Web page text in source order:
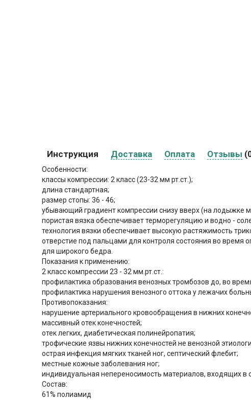
Инструкция Доставка Оплата Отзывы
Особенности:
классы компрессии: 2 класс (23-32 мм рт.ст.);
длина стандартная;
размер стопы: 36 - 46;
убывающий градиент компрессии снизу вверх (на лодыжке
пористая вязка обеспечивает терморегуляцию и водно -
технология вязки обеспечивает высокую растяжимость
отверстие под пальцами для контроля состояния во время
для широкого бедра.
Показания к применению:
2 класс компрессии 23 - 32 мм.рт.ст.:
профилактика образования венозных тромбозов до, во
профилактика нарушения венозного оттока у лежачих
Противопоказания:
нарушение артериального кровообращения в нижних
массивный отек конечностей;
отек легких, диабетическая полинейропатия;
трофические язвы нижних конечностей не венозной
острая инфекция мягких тканей ног, септический флебит;
местные кожные заболевания ног;
индивидуальная непереносимость материалов, входящих в
Состав:
61% полиамид